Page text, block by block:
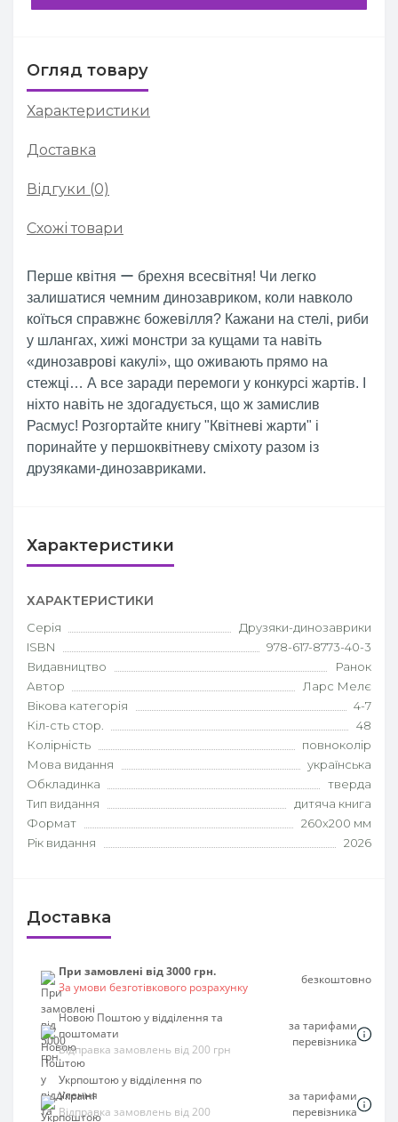
Огляд товару
Характеристики
Доставка
Відгуки (0)
Схожі товари
Перше квітня ー брехня всесвітня! Чи легко
залишатися чемним динозавриком, коли навколо
коїться справжнє божевілля? Кажани на стелі, риби
у шлангах, хижі монстри за кущами та навіть
«динозаврові какулі», що оживають прямо на
стежці… А все заради перемоги у конкурсі жартів. І
ніхто навіть не здогадується, що ж замислив
Расмус! Розгортайте книгу "Квітневі жарти" і
поринайте у першоквітневу сміхоту разом із
друзяками-динозавриками.
Характеристики
ХАРАКТЕРИСТИКИ
Серія
Друзяки-динозаврики
ISBN
978-617-8773-40-3
Видавництво
Ранок
Автор
Ларс Мелє
Вікова категорія
4-7
Кіл-сть стор.
48
Колірність
повноколір
Мова видання
українська
Обкладинка
тверда
Тип видання
дитяча книга
Формат
260х200 мм
Рік видання
2026
Доставка
При замовлені від 3000 грн.
За умови безготівкового розрахунку
безкоштовно
Новою Поштою у відділення та
поштомати
Відправка замовлень від 200 грн
за тарифами
перевізника
Укрпоштою у відділення по
Україні
Відправка замовлень від 200
за тарифами
перевізника